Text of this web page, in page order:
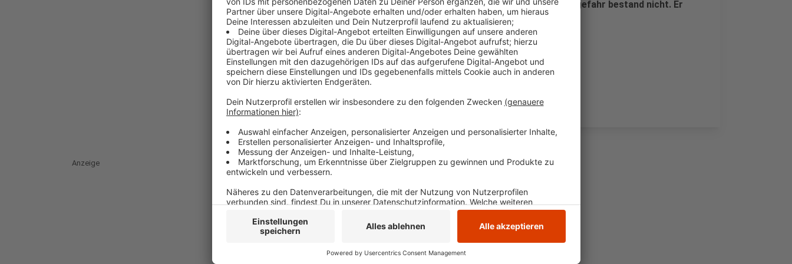
Zusammenstoß stürzt er und verletzte sich schwer. Lebensgefahr bestand nicht. Er
kam zu weiteren Behandlung in ein Krankenhaus
Veröffentlicht: Dienstag, 21.05.2024 14:39
Anzeige
Anzeige